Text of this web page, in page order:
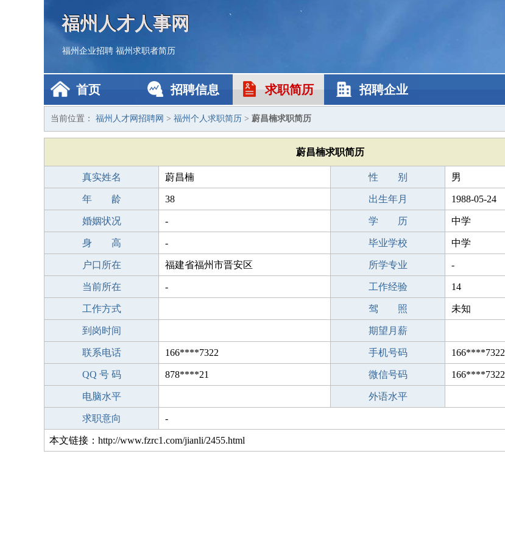
福州人才人事网
福州企业招聘 福州求职者简历
首页 招聘信息 求职简历 招聘企业
当前位置： 福州人才网招聘网 > 福州个人求职简历 > 蔚昌楠求职简历
蔚昌楠求职简历
真实姓名 蔚昌楠 性 别 男
年 龄 38 出生年月 1988-05-24
婚姻状况 - 学 历 中学
身 高 - 毕业学校 中学
户口所在 福建省福州市晋安区 所学专业 -
当前所在 - 工作经验 14
工作方式 驾 照 未知
到岗时间 期望月薪
联系电话 166****7322 手机号码 166****7322
QQ 号 码 878****21 微信号码 166****7322
电脑水平 外语水平
求职意向 -
本文链接：http://www.fzrc1.com/jianli/2455.html